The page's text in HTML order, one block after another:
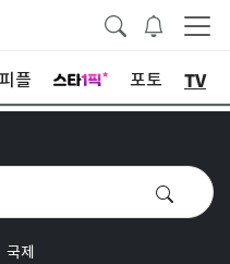
피플 포토 TV
국제